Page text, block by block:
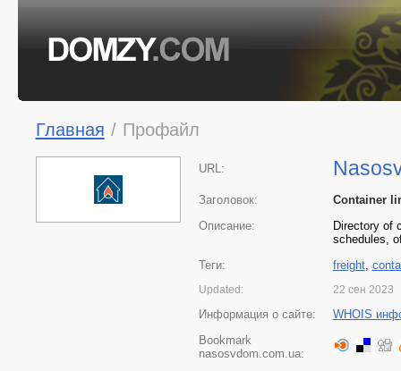
Главная / Профайл
URL:
Заголовок:
Container
Описание:
Directory of
schedules,
Теги:
freight,
Updated: 22 сен 2023
Информация о сайте:
WHOIS
Bookmark
nasosvdom.com.ua: